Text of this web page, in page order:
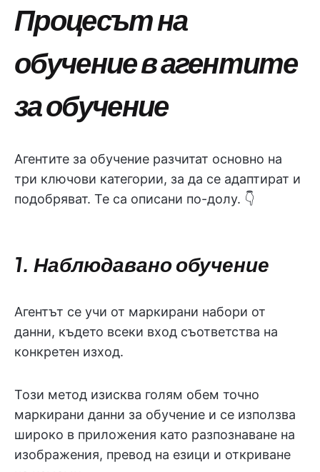
Процесът на
обучение в агентите
за обучение
Агентите за обучение разчитат основно на
три ключови категории, за да се адаптират и
подобряват. Те са описани по-долу. 👇
1. Наблюдавано обучение
Агентът се учи от маркирани набори от
данни, където всеки вход съответства на
конкретен изход.
Този метод изисква голям обем точно
маркирани данни за обучение и се използва
широко в приложения като разпознаване на
изображения, превод на езици и откриване